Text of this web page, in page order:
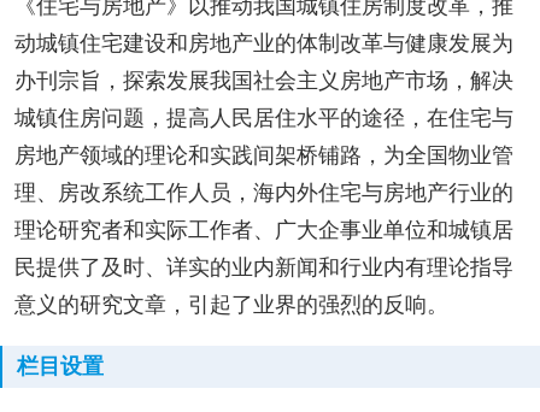
《住宅与房地产》以推动我国城镇住房制度改革，推
动城镇住宅建设和房地产业的体制改革与健康发展为
办刊宗旨，探索发展我国社会主义房地产市场，解决
城镇住房问题，提高人民居住水平的途径，在住宅与
房地产领域的理论和实践间架桥铺路，为全国物业管
理、房改系统工作人员，海内外住宅与房地产行业的
理论研究者和实际工作者、广大企事业单位和城镇居
民提供了及时、详实的业内新闻和行业内有理论指导
意义的研究文章，引起了业界的强烈的反响。
栏目设置